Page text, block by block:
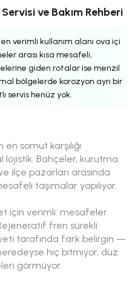
ve Bakım Rehberi
verimli kullanım alanı ova içi
arası kısa mesafeli,
giden rotalar ise menzil
bölgelerde korozyon ayrı bir
servis henüz yok.
somut karşılığı
lojistik. Bahçeler, kurutma
ilçe pazarları arasında
taşımalar yapılıyor.
için verimli: mesafeler
fren sürekli
tarafında fark belirgin —
hiç bitmiyor, düz
görmüyor.